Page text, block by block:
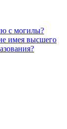
с могилы?
имея высшего